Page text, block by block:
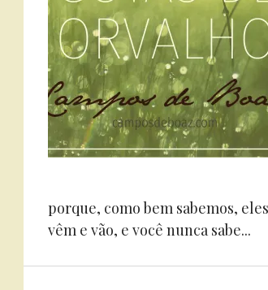
porque, como bem sabemos,
vêm e vão, e você nunca sabe...